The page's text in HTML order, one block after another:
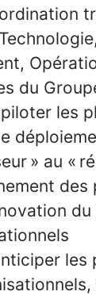
du
les
» au «
les